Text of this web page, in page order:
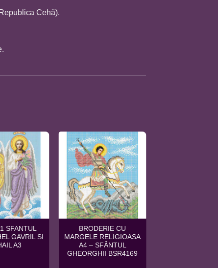
Cehă).
SFANTUL
GAVRIL SI
A3
BRODERIE CU
MARGELE RELIGIOASA
A4 – SFÂNTUL
GHEORGHII BSR4169